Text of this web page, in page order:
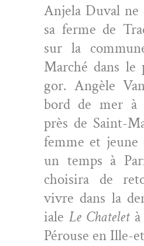
Anjela Duval ne
sa ferme de
sur la
Marché dans
gor. Angèle
bord de mer à
près de Saint-
femme et jeune
un temps à
choisira de
vivre dans la
iale Le Chateletà
Pérouse en Ille-